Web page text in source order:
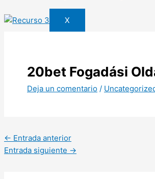
X
20bet Fogadási
Deja un comentario /
← Entrada anterior
Entrada siguiente →